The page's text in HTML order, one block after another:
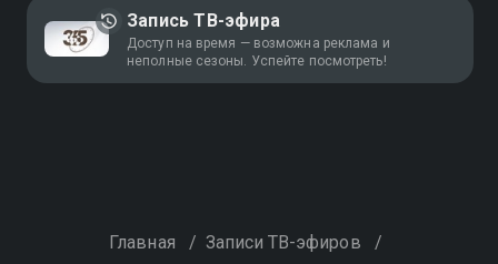
Запись ТВ-эфира
Доступ на время — возможна реклама и
неполные сезоны. Успейте посмотреть!
Главная / Записи ТВ-эфиров /